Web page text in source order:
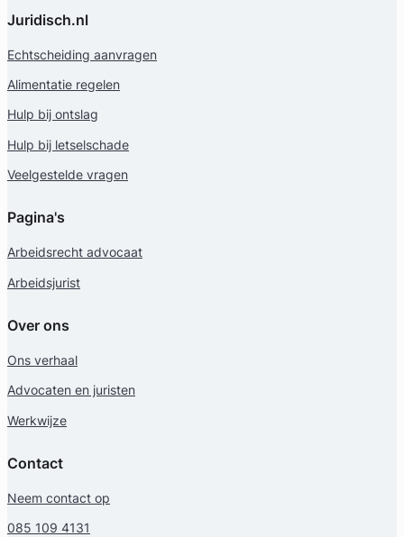
Juridisch.nl
Echtscheiding aanvragen
Alimentatie regelen
Hulp bij ontslag
Hulp bij letselschade
Veelgestelde vragen
Pagina's
Arbeidsrecht advocaat
Arbeidsjurist
Over ons
Ons verhaal
Advocaten en juristen
Werkwijze
Contact
Neem contact op
085 109 4131